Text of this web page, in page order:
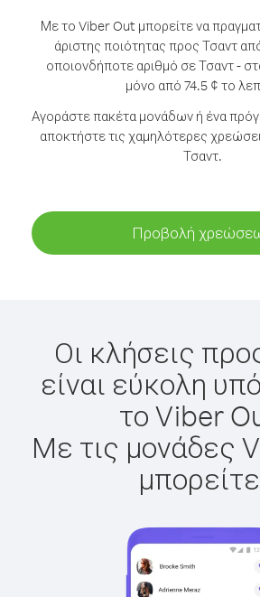
Με το Viber Out μπορείτε να
άριστης ποιότητας προς Τσαντ
οποιονδήποτε αριθμό σε Τσαντ -
μόνο από 74.5 ¢ το
Αγοράστε πακέτα μονάδων ή ένα
αποκτήστε τις χαμηλότερες
Τσαντ.
Προβολή
Οι κλήσεις
είναι εύκολη
το Viber
Με τις μονάδες